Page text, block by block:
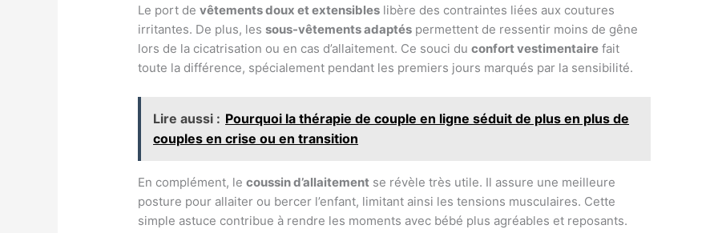
Le port devêtements doux et extensibles libère des contraintes liées aux coutures
irritantes. De plus, lessous-vêtements adaptés permettent de ressentir moins de gêne
lors de la cicatrisation ou en cas d’allaitement. Ce souci duconfort vestimentaire fait
toute la différence, spécialement pendant les premiers jours marqués par la sensibilité.
Lire aussi : Pourquoi la thérapie de couple en ligne séduit de plus en plus de
couples en crise ou en transition
En complément, lecoussin d’allaitement se révèle très utile. Il assure une meilleure
posture pour allaiter ou bercer l’enfant, limitant ainsi les tensions musculaires. Cette
simple astuce contribue à rendre les moments avec bébé plus agréables et reposants.